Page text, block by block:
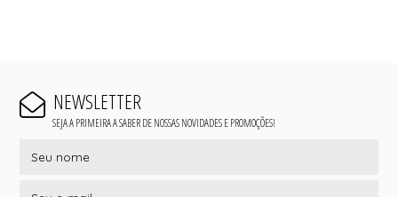
NEWSLETTER
SEJA A PRIMEIRA A SABER DE NOSSAS NOVIDADES E PROMOÇÕES!